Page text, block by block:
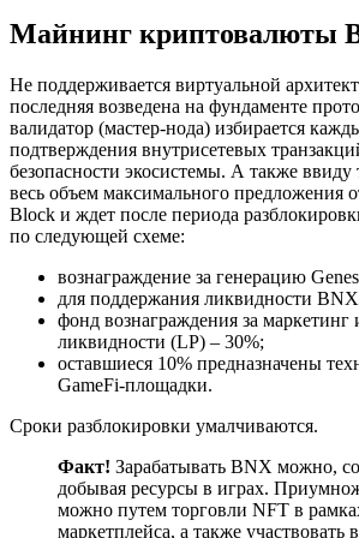
Майнинг криптовалюты
Не поддерживается виртуальной
последняя возведена на фундаменте
валидатор (мастер-нода) избирается
подтверждения внутрисетевых
безопасности экосистемы. А также
весь объем максимального предложения
Block и ждет после периода
по следующей схеме:
вознаграждение за генерацию
для поддержания ликвидности
фонд вознаграждения за маркетинг
ликвидности (LP) – 30%;
оставшиеся 10% предназначены
GameFi-площадки.
Сроки разблокировки умалчиваются.
Факт! Зарабатывать BNX можно,
добывая ресурсы в играх.
можно путем торговли NFT в
маркетплейса, а также участвовать